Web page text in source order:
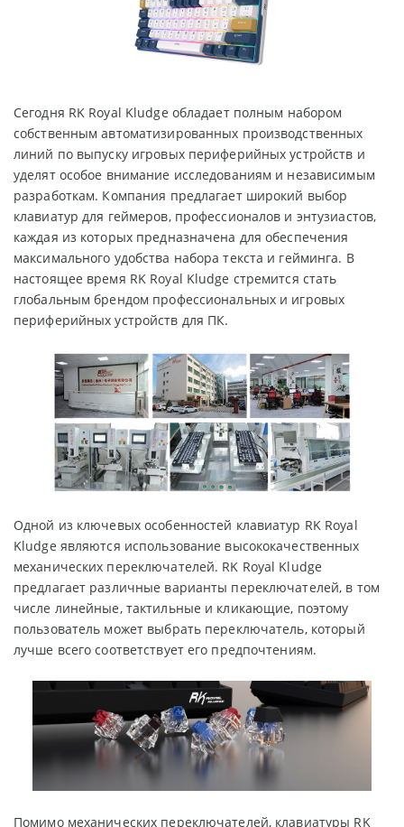
Сегодня RK Royal Kludge обладает полным набором
собственным автоматизированных производственных
линий по выпуску игровых периферийных устройств и
уделят особое внимание исследованиям и независимым
разработкам. Компания предлагает широкий выбор
клавиатур для геймеров, профессионалов и энтузиастов,
каждая из которых предназначена для обеспечения
максимального удобства набора текста и гейминга. В
настоящее время RK Royal Kludge стремится стать
глобальным брендом профессиональных и игровых
периферийных устройств для ПК.
Одной из ключевых особенностей клавиатур RK Royal
Kludge являются использование высококачественных
механических переключателей. RK Royal Kludge
предлагает различные варианты переключателей, в том
числе линейные, тактильные и кликающие, поэтому
пользователь может выбрать переключатель, который
лучше всего соответствует его предпочтениям.
Помимо механических переключателей, клавиатуры RK